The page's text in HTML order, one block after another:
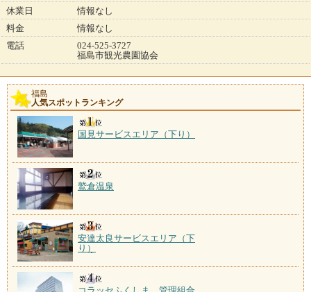
休業日
情報なし
料金
情報なし
電話
024-525-3727
福島市観光農園協会
福島
人気スポットランキング
国見サービスエリア（下り）
鷲倉温泉
安達太良サービスエリア（下
り）